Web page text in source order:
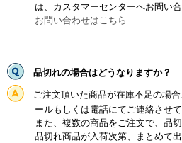
は、カスタマーセンターへお問い合
お問い合わせはこちら
品切れの場合はどうなりますか？
ご注文頂いた商品が在庫不足の場
ールもしくは電話にてご連絡させて
また、複数の商品をご注文で、品
品切れ商品が入荷次第、まとめて